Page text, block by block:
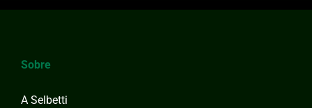
Sobre
A Selbetti